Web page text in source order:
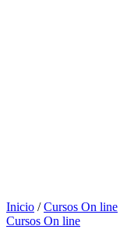
Inicio /Cursos On line
Cursos On line